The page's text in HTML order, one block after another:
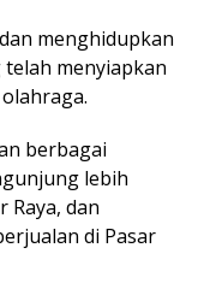
menghidupkan
telah menyiapkan
berbagai
lebih
Raya, dan
di Pasar